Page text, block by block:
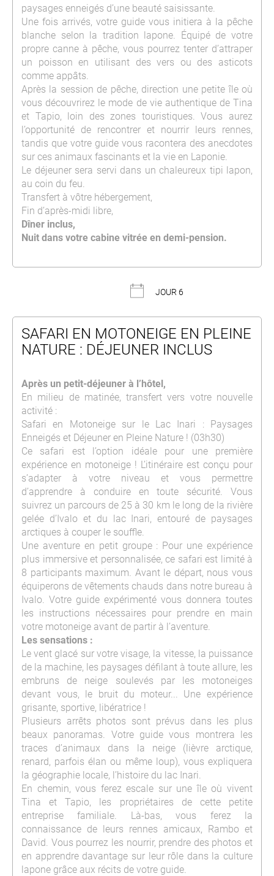
paysages enneigés d’une beauté saisissante.
Une fois arrivés, votre guide vous initiera à la pêche
blanche selon la tradition lapone. Équipé de votre
propre canne à pêche, vous pourrez tenter d’attraper
un poisson en utilisant des vers ou des asticots
comme appâts.
Après la session de pêche, direction une petite île où
vous découvrirez le mode de vie authentique de Tina
et Tapio, loin des zones touristiques. Vous aurez
l’opportunité de rencontrer et nourrir leurs rennes,
tandis que votre guide vous racontera des anecdotes
sur ces animaux fascinants et la vie en Laponie.
Le déjeuner sera servi dans un chaleureux tipi lapon,
au coin du feu.
Transfert à vôtre hébergement,
Fin d’après-midi libre,
Dîner inclus,
Nuit dans votre cabine vitrée en demi-pension.
JOUR 6
SAFARI EN MOTONEIGE EN PLEINE
NATURE : DÉJEUNER INCLUS
Après un petit-déjeuner à l’hôtel,
En milieu de matinée, transfert vers votre nouvelle
activité :
Safari en Motoneige sur le Lac Inari : Paysages
Enneigés et Déjeuner en Pleine Nature ! (03h30)
Ce safari est l’option idéale pour une première
expérience en motoneige ! L’itinéraire est conçu pour
s’adapter à votre niveau et vous permettre
d’apprendre à conduire en toute sécurité. Vous
suivrez un parcours de 25 à 30 km le long de la rivière
gelée d’Ivalo et du lac Inari, entouré de paysages
arctiques à couper le souffle.
Une aventure en petit groupe : Pour une expérience
plus immersive et personnalisée, ce safari est limité à
8 participants maximum. Avant le départ, nous vous
équiperons de vêtements chauds dans notre bureau à
Ivalo. Votre guide expérimenté vous donnera toutes
les instructions nécessaires pour prendre en main
votre motoneige avant de partir à l’aventure.
Les sensations :
Le vent glacé sur votre visage, la vitesse, la puissance
de la machine, les paysages défilant à toute allure, les
embruns de neige soulevés par les motoneiges
devant vous, le bruit du moteur... Une expérience
grisante, sportive, libératrice !
Plusieurs arrêts photos sont prévus dans les plus
beaux panoramas. Votre guide vous montrera les
traces d’animaux dans la neige (lièvre arctique,
renard, parfois élan ou même loup), vous expliquera
la géographie locale, l’histoire du lac Inari.
En chemin, vous ferez escale sur une île où vivent
Tina et Tapio, les propriétaires de cette petite
entreprise familiale. Là-bas, vous ferez la
connaissance de leurs rennes amicaux, Rambo et
David. Vous pourrez les nourrir, prendre des photos et
en apprendre davantage sur leur rôle dans la culture
lapone grâce aux récits de votre guide.